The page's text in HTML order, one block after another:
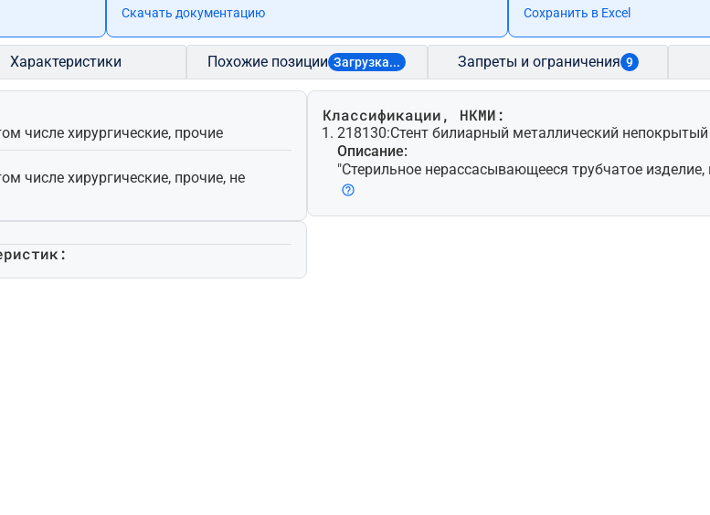
Скачать документацию Сохранить в Excel
Характеристики Похожие позиции Загрузка... Запреты и ограничения 9
числе хирургические, прочие
числе хирургические, прочие, не
Классификации, НКМИ:
218130:Стент билиарный металлический непокрытый
Описание:
"Стерильное нерассасывающееся трубчатое
ля имплантации в желчный проток с затрудненной